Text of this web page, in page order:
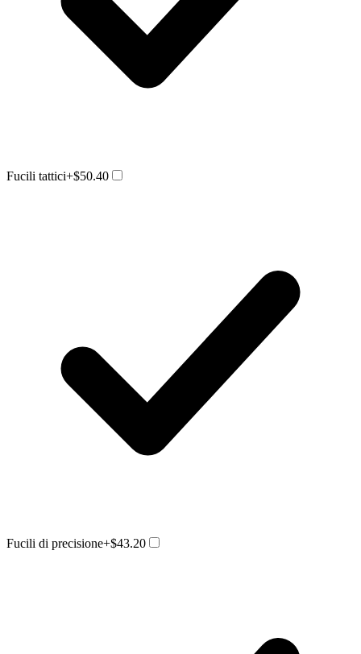
Fucili tattici+$50.40
Fucili di precisione+$43.20